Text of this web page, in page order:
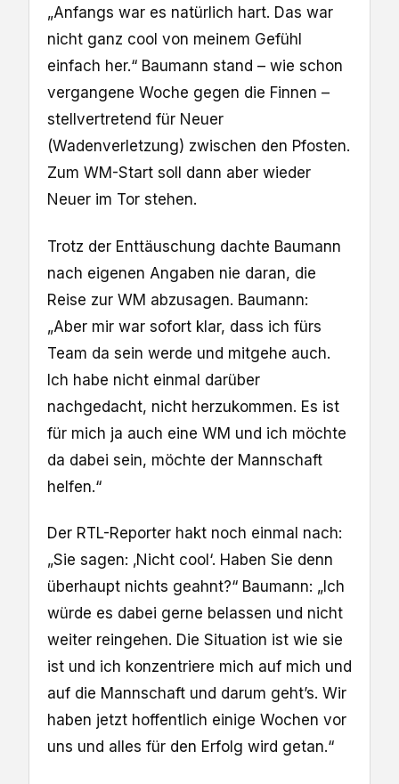
„Anfangs war es natürlich hart. Das war
nicht ganz cool von meinem Gefühl
einfach her.“ Baumann stand – wie schon
vergangene Woche gegen die Finnen –
stellvertretend für Neuer
(Wadenverletzung) zwischen den Pfosten.
Zum WM-Start soll dann aber wieder
Neuer im Tor stehen.
Trotz der Enttäuschung dachte Baumann
nach eigenen Angaben nie daran, die
Reise zur WM abzusagen. Baumann:
„Aber mir war sofort klar, dass ich fürs
Team da sein werde und mitgehe auch.
Ich habe nicht einmal darüber
nachgedacht, nicht herzukommen. Es ist
für mich ja auch eine WM und ich möchte
da dabei sein, möchte der Mannschaft
helfen.“
Der RTL-Reporter hakt noch einmal nach:
„Sie sagen: ‚Nicht cool‘. Haben Sie denn
überhaupt nichts geahnt?“ Baumann: „Ich
würde es dabei gerne belassen und nicht
weiter reingehen. Die Situation ist wie sie
ist und ich konzentriere mich auf mich und
auf die Mannschaft und darum geht’s. Wir
haben jetzt hoffentlich einige Wochen vor
uns und alles für den Erfolg wird getan.“